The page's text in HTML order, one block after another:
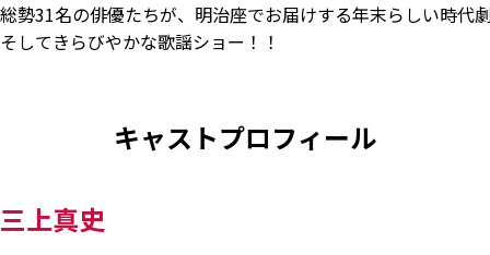
総勢31名の俳優たちが、明治座でお届けする年末らしい時代
そしてきらびやかな歌謡ショー！！
キャストプロフィール
三上真史